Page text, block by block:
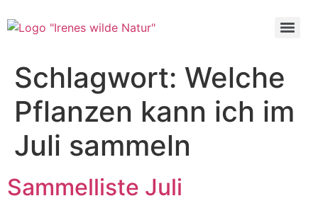
Inhalt
Schlagwort: Welche
Pflanzen kann ich im
Juli sammeln
Sammelliste Juli